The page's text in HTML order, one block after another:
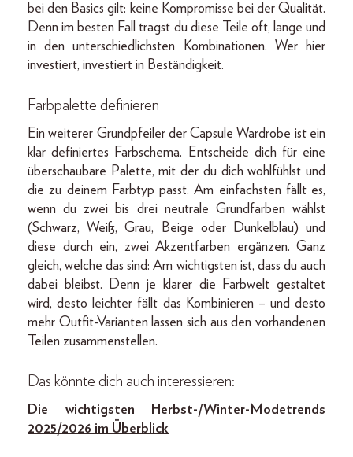
bei den Basics gilt: keine Kompromisse bei der Qualität.
Denn im besten Fall tragst du diese Teile oft, lange und
in den unterschiedlichsten Kombinationen. Wer hier
investiert, investiert in Beständigkeit.
Farbpalette definieren
Ein weiterer Grundpfeiler der Capsule Wardrobe ist ein
klar definiertes Farbschema. Entscheide dich für eine
überschaubare Palette, mit der du dich wohlfühlst und
die zu deinem Farbtyp passt. Am einfachsten fällt es,
wenn du zwei bis drei neutrale Grundfarben wählst
(Schwarz, Weiß, Grau, Beige oder Dunkelblau) und
diese durch ein, zwei Akzentfarben ergänzen. Ganz
gleich, welche das sind: Am wichtigsten ist, dass du auch
dabei bleibst. Denn je klarer die Farbwelt gestaltet
wird, desto leichter fällt das Kombinieren – und desto
mehr Outfit-Varianten lassen sich aus den vorhandenen
Teilen zusammenstellen.
Das könnte dich auch interessieren:
Die wichtigsten Herbst-/Winter-Modetrends
2025/2026 im Überblick